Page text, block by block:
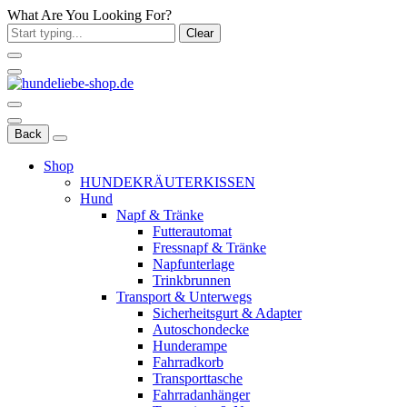
What Are You Looking For?
Clear
Back
Shop
HUNDEKRÄUTERKISSEN
Hund
Napf & Tränke
Futterautomat
Fressnapf & Tränke
Napfunterlage
Trinkbrunnen
Transport & Unterwegs
Sicherheitsgurt & Adapter
Autoschondecke
Hunderampe
Fahrradkorb
Transporttasche
Fahrradanhänger